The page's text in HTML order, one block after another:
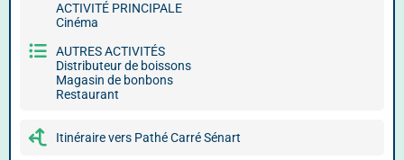
ACTIVITÉ PRINCIPALE
Cinéma
AUTRES ACTIVITÉS
Distributeur de boissons
Magasin de bonbons
Restaurant
Itinéraire vers Pathé Carré Sénart